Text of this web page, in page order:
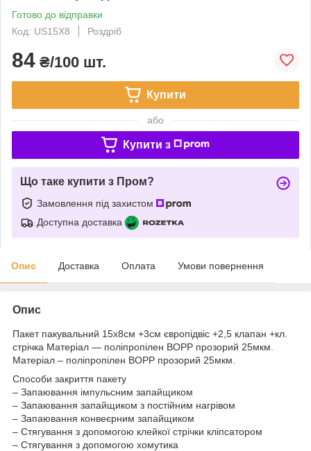
Готово до відправки
Код: US15X8
Роздріб
84 ₴/100 шт.
Купити
або
Купити з
Що таке купити з Пром?
Замовлення під захистом
Доступна доставка
Опис Доставка Оплата Умови повернення
Опис
Пакет пакувальний 15х8см +3см європідвіс +2,5 клапан +кл.
стрічка Матеріал ― поліпропілен BOPP прозорий 25мкм.
Матеріал – поліпропілен BOPP прозорий 25мкм.
Способи закриття пакету
– Запаювання імпульсним запайщиком
– Запаювання запайщиком з постійним нагрівом
– Запаювання конвеєрним запайщиком
– Стягування з допомогою клейкої стрічки кліпсатором
– Стягування з допомогою хомутика